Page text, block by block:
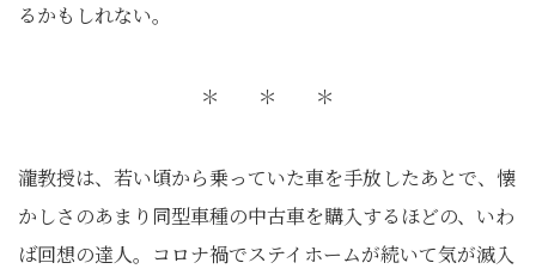
るかもしれない。
＊ ＊ ＊
瀧教授は、若い頃から乗っていた車を手放したあとで、懐
かしさのあまり同型車種の中古車を購入するほどの、いわ
ば回想の達人。コロナ禍でステイホームが続いて気が滅入